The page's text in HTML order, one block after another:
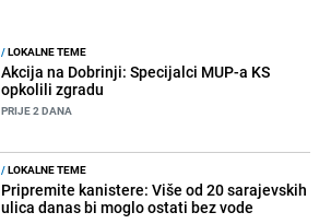
/LOKALNE TEME
Akcija na Dobrinji: Specijalci MUP-a KS
opkolili zgradu
PRIJE 2 DANA
/LOKALNE TEME
Pripremite kanistere: Više od 20 sarajevskih
ulica danas bi moglo ostati bez vode